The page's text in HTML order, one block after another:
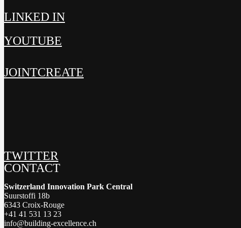
LINKED IN
YOUTUBE
JOINTCREATE
TWITTER
CONTACT
Switzerland Innovation Park Central
Suurstoffi 18b
6343 Croix-Rouge
+41 41 531 13 23
info@building-excellence.ch